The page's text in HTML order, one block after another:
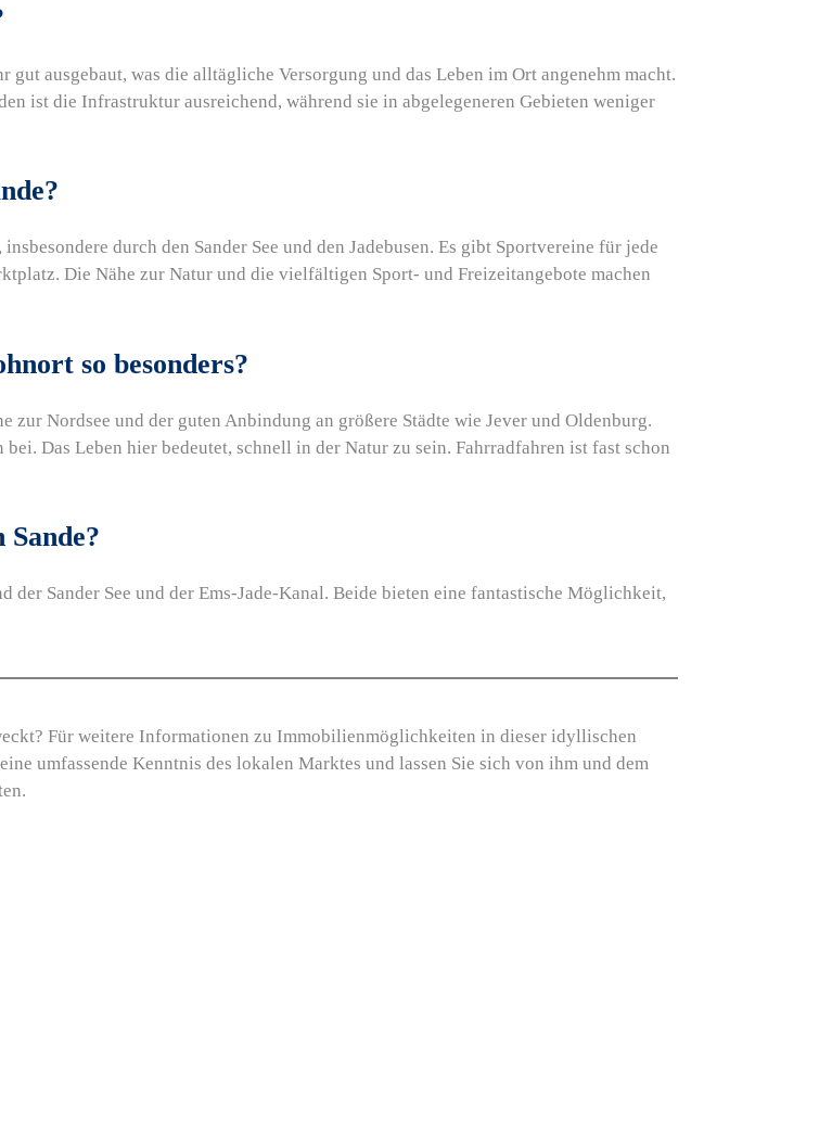
ausgebaut, was die alltägliche Versorgung und das Leben im Ort angenehm macht.
ist die Infrastruktur ausreichend, während sie in abgelegeneren Gebieten weniger
durch den Sander See und den Jadebusen. Es gibt Sportvereine für jede
Die Nähe zur Natur und die vielfältigen Sport- und Freizeitangebote machen
so besonders?
zur Nordsee und der guten Anbindung an größere Städte wie Jever und Oldenburg.
Das Leben hier bedeutet, schnell in der Natur zu sein. Fahrradfahren ist fast schon
Sander See und der Ems-Jade-Kanal. Beide bieten eine fantastische Möglichkeit,
Für weitere Informationen zu Immobilienmöglichkeiten in dieser idyllischen
umfassende Kenntnis des lokalen Marktes und lassen Sie sich von ihm und dem